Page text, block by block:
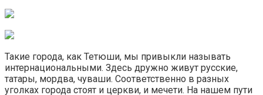
Такие города, как Тетюши, мы привыкли называть
интернациональными. Здесь дружно живут русские,
татары, мордва, чуваши. Соответственно в разных
уголках города стоят и церкви, и мечети. На нашем пути